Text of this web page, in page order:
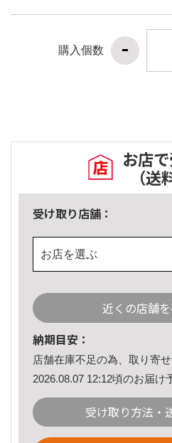
購入個数
お店
（送
受け取り店舗：
お店を選ぶ
近くの店舗
納期目安：
店舗在庫不足の為、取り寄せ
2026.08.07 12:12頃のお届け
受け取り方法・